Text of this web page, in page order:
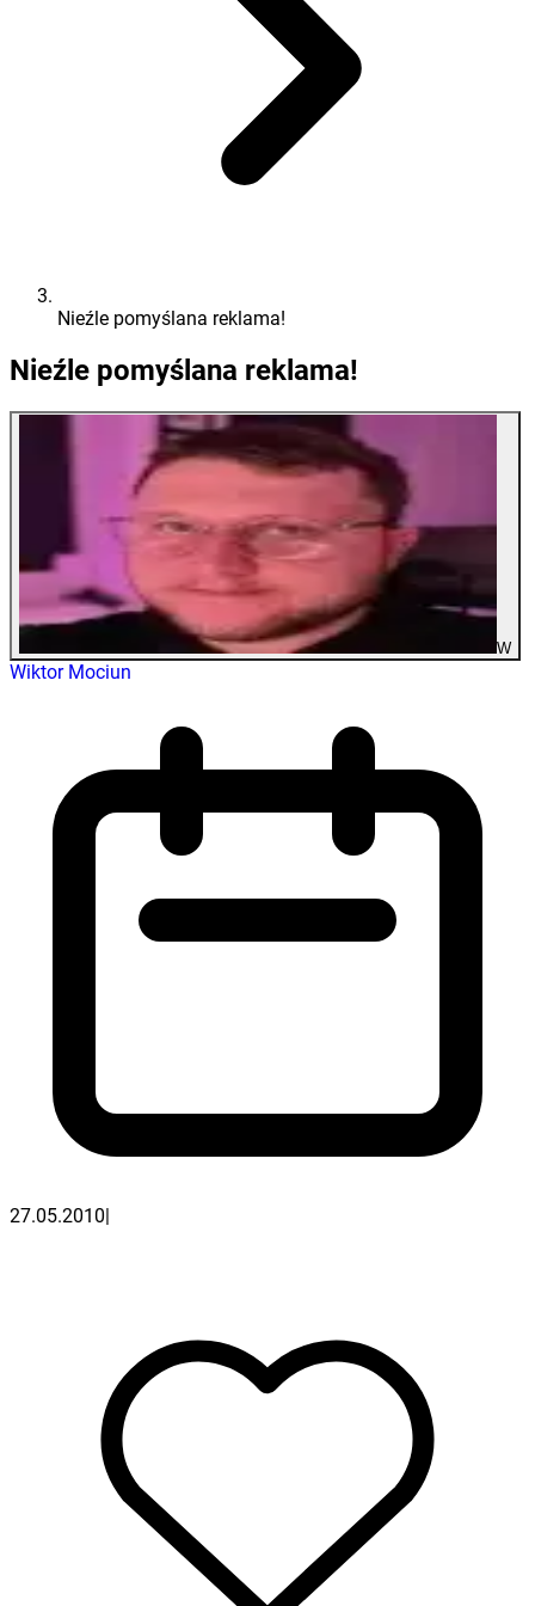
Nieźle pomyślana reklama!
Nieźle pomyślana reklama!
W
Wiktor Mociun
27.05.2010|